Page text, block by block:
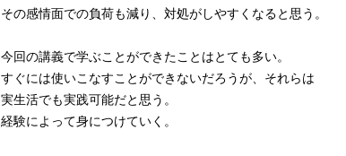
その感情面での負荷も減り、対処がしやすくなると思う。
今回の講義で学ぶことができたことはとても多い。
すぐには使いこなすことができないだろうが、それらは
実生活でも実践可能だと思う。
経験によって身につけていく。